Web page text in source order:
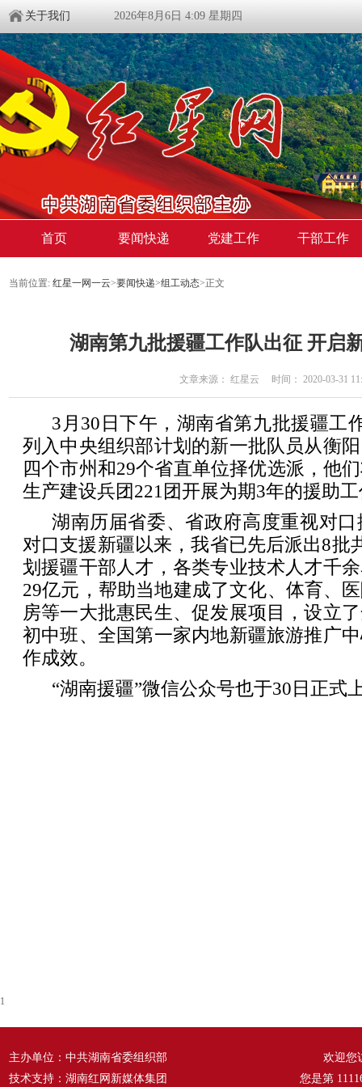
关于我们 2026年8月6日 4:09 星期四
首页 要闻快递 党建工作 干部工作
当前位置: 红星一网一云>要闻快递>组工动态>正文
湖南第九批援疆工作队出征 开启
文章来源： 红星云 时间： 2020-03-31
3月30日下午，湖南省第九批援疆工
列入中央组织部计划的新一批队员从衡
四个市州和29个省直单位择优选派，他
生产建设兵团221团开展为期3年的援助
湖南历届省委、省政府高度重视对
对口支援新疆以来，我省已先后派出8批
划援疆干部人才，各类专业技术人才千
29亿元，帮助当地建成了文化、体育、
房等一大批惠民生、促发展项目，设立
初中班、全国第一家内地新疆旅游推广
作成效。
“湖南援疆”微信公众号也于30日正式
1
主办单位：中共湖南省委组织部
技术支持：湖南红网新媒体集团
欢迎您
您是第